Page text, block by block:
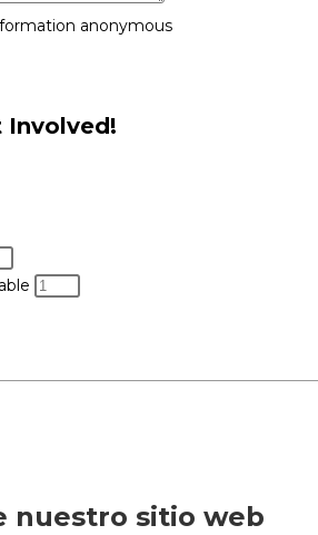
anonymous
Involved!
nuestro sitio web